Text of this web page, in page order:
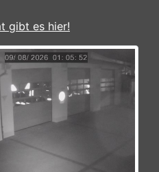
gibt es hier!